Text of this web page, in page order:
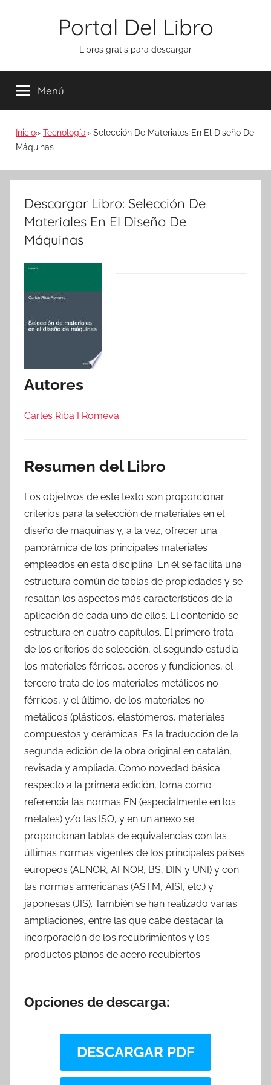
Portal Del Libro
Libros gratis para descargar
Menú
Inicio Tecnología
Selección De Materiales En El Diseño De
Máquinas
Descargar Libro: Selección De
Materiales En El Diseño De
Máquinas
Autores
Carles Riba I Romeva
Resumen del Libro
Los objetivos de este texto son proporcionar
criterios para la selección de materiales en el
diseño de máquinas y, a la vez, ofrecer una
panorámica de los principales materiales
empleados en esta disciplina. En él se facilita una
estructura común de tablas de propiedades y se
resaltan los aspectos más característicos de la
aplicación de cada uno de ellos. El contenido se
estructura en cuatro capítulos. El primero trata
de los criterios de selección, el segundo estudia
los materiales férricos, aceros y fundiciones, el
tercero trata de los materiales metálicos no
férricos, y el último, de los materiales no
metálicos (plásticos, elastómeros, materiales
compuestos y cerámicas. Es la traducción de la
segunda edición de la obra original en catalán,
revisada y ampliada. Como novedad básica
respecto a la primera edición, toma como
referencia las normas EN (especialmente en los
metales) y/o las ISO, y en un anexo se
proporcionan tablas de equivalencias con las
últimas normas vigentes de los principales países
europeos (AENOR, AFNOR, BS, DIN y UNI) y con
las normas americanas (ASTM, AISI, etc.) y
japonesas (JIS). También se han realizado varias
ampliaciones, entre las que cabe destacar la
incorporación de los recubrimientos y los
productos planos de acero recubiertos.
Opciones de descarga:
DESCARGAR PDF